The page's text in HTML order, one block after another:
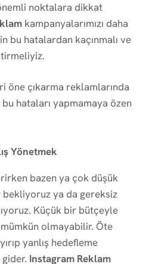
noktalara dikkat
kampanyalarımızı daha
bu hatalardan kaçınmalı ve
öne çıkarma reklamlarında
hataları yapmamaya özen
Yönetmek
bazen ya çok düşük
ya da gereksiz
Küçük bir bütçeyle
olmayabilir. Öte
yanlış hedefleme
Instagram Reklam